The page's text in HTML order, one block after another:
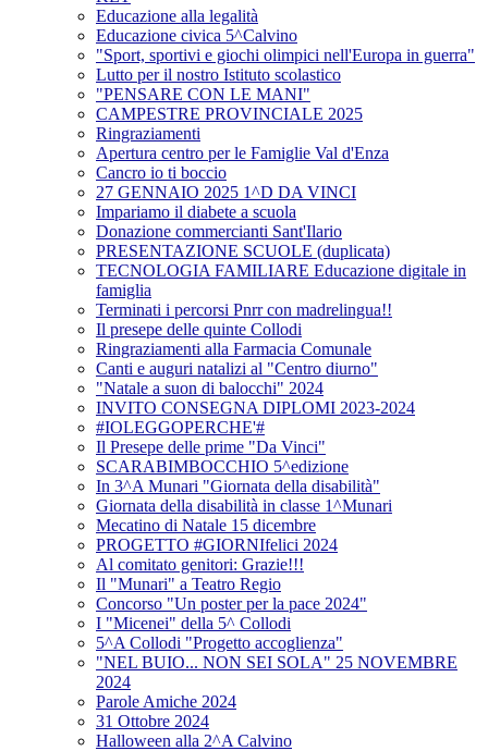
Educazione alla legalità
Educazione civica 5^Calvino
"Sport, sportivi e giochi olimpici nell'Europa in guerra"
Lutto per il nostro Istituto scolastico
"PENSARE CON LE MANI"
CAMPESTRE PROVINCIALE 2025
Ringraziamenti
Apertura centro per le Famiglie Val d'Enza
Cancro io ti boccio
27 GENNAIO 2025 1^D DA VINCI
Impariamo il diabete a scuola
Donazione commercianti Sant'Ilario
PRESENTAZIONE SCUOLE (duplicata)
TECNOLOGIA FAMILIARE Educazione digitale in
famiglia
Terminati i percorsi Pnrr con madrelingua!!
Il presepe delle quinte Collodi
Ringraziamenti alla Farmacia Comunale
Canti e auguri natalizi al "Centro diurno"
"Natale a suon di balocchi" 2024
INVITO CONSEGNA DIPLOMI 2023-2024
#IOLEGGOPERCHE'#
Il Presepe delle prime "Da Vinci"
SCARABIMBOCCHIO 5^edizione
In 3^A Munari "Giornata della disabilità"
Giornata della disabilità in classe 1^Munari
Mecatino di Natale 15 dicembre
PROGETTO #GIORNIfelici 2024
Al comitato genitori: Grazie!!!
Il "Munari" a Teatro Regio
Concorso "Un poster per la pace 2024"
I "Micenei" della 5^ Collodi
5^A Collodi "Progetto accoglienza"
"NEL BUIO... NON SEI SOLA" 25 NOVEMBRE
2024
Parole Amiche 2024
31 Ottobre 2024
Halloween alla 2^A Calvino